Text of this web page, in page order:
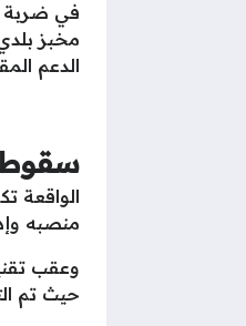
في ضربة
مخبز
الدعم
سقوط
الواقعة
منصبه
وعقب
حيث تم التحفظ على 469 بطاقة تموينية ذكية تخص